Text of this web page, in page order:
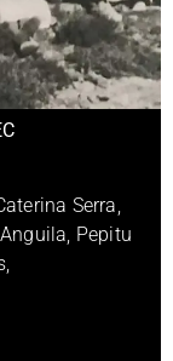
Serra,
Pepitu